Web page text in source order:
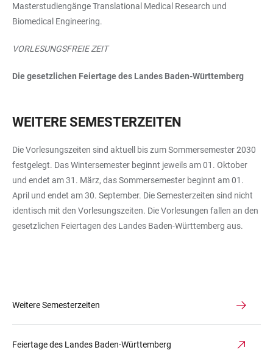
Masterstudiengänge Translational Medical Research und
Biomedical Engineering.
VORLESUNGSFREIE ZEIT
Die gesetzlichen Feiertage des Landes Baden-Württemberg
WEITERE SEMESTERZEITEN
Die Vorlesungszeiten sind aktuell bis zum Sommersemester 2030
festgelegt. Das Wintersemester beginnt jeweils am 01. Oktober
und endet am 31. März, das Sommersemester beginnt am 01.
April und endet am 30. September. Die Semesterzeiten sind nicht
identisch mit den Vorlesungszeiten. Die Vorlesungen fallen an den
gesetzlichen Feiertagen des Landes Baden-Württemberg aus.
Weitere Semesterzeiten
Feiertage des Landes Baden-Württemberg